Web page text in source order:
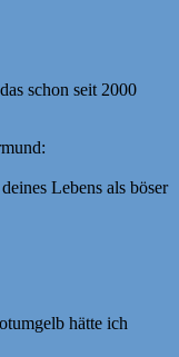
schon seit 2000
Lebens als böser
hätte ich